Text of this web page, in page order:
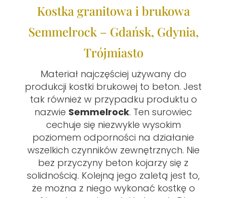
Kostka granitowa i brukowa
Semmelrock – Gdańsk, Gdynia,
Trójmiasto
Materiał najczęściej używany do
produkcji kostki brukowej to beton. Jest
tak również w przypadku produktu o
nazwie Semmelrock. Ten surowiec
cechuje się niezwykle wysokim
poziomem odporności na działanie
wszelkich czynników zewnętrznych. Nie
bez przyczyny beton kojarzy się z
solidnością. Kolejną jego zaletą jest to,
że można z niego wykonać kostkę o